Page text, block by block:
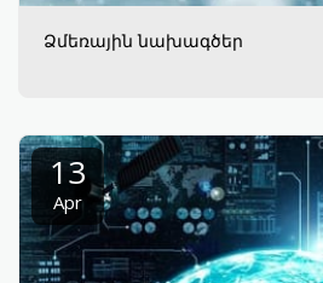
Ձմեռային նախագծեր
13
Apr